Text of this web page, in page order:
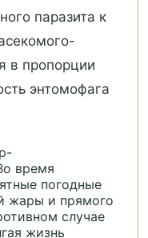
паразита к
в пропорции
энтомофага
время
погодные
жары и прямого
случае
жизнь